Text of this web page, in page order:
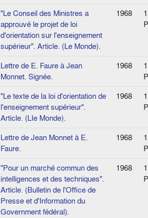
"Le Conseil des Ministres a
approuvé le projet de loi
d'orientation sur l'enseignement
supérieur". Article. (Le Monde).
1968
1
Lettre de E. Faure à Jean
Monnet. Signée.
1968
1
"Le texte de la loi d'orientation de
l'enseignement supérieur".
Article. (LIe Monde).
1968
1
Lettre de Jean Monnet à E.
Faure.
1968
1
"Pour un marché commun des
intelligences et des techniques".
Article. (Bulletin de l'Office de
Presse et d'Information du
Government fédéral).
1968
1